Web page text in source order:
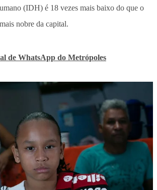
(IDH) é 18 vezes mais baixo do que o
nobre da capital.
de WhatsApp do Metrópoles